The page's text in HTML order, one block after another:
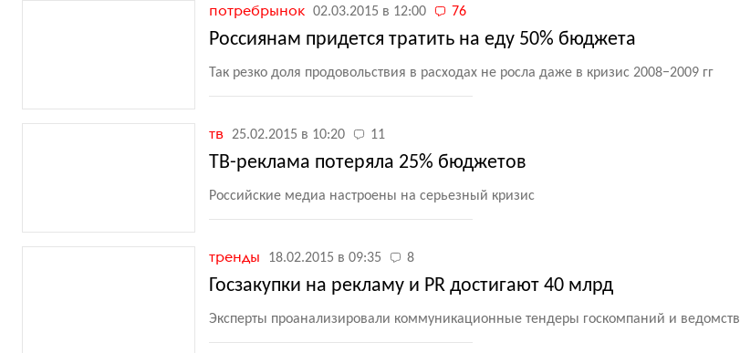
потребрынок 02.03.2015 в 12:00 76
Россиянам придется тратить на еду 50% бюджета
Так резко доля продовольствия в расходах не росла даже в кризис 2008−2009 гг
тв 25.02.2015 в 10:20 11
ТВ-реклама потеряла 25% бюджетов
Российские медиа настроены на серьезный кризис
тренды 18.02.2015 в 09:35 8
Госзакупки на рекламу и PR достигают 40 млрд
Эксперты проанализировали коммуникационные тендеры госкомпаний и ведомств